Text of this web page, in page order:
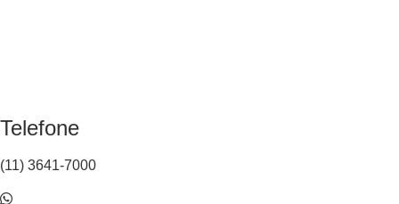
Telefone
(11) 3641-7000